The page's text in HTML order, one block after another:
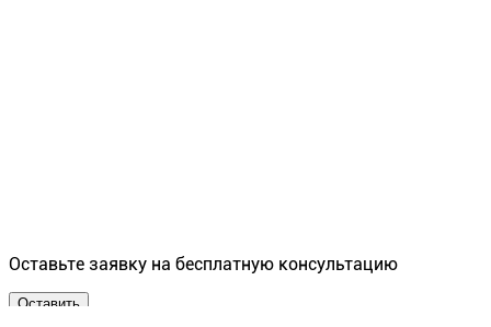
Оставьте заявку на бесплатную консультацию
Оставить